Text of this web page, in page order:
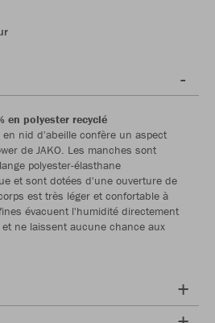
en polyester recyclé
nid d'abeille confère un aspect
de JAKO. Les manches sont
polyester-élasthane
et sont dotées d'une ouverture de
est très léger et confortable à
évacuent l'humidité directement
ne laissent aucune chance aux